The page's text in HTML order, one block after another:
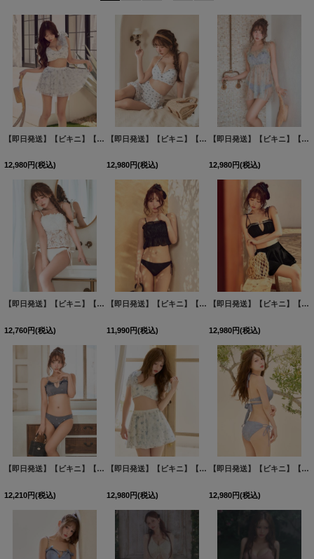
絞り込む
【即日発送】【ビキニ】【水着】フラワーモチーフシアーリボンビキニ 3点セット [FB01]三上悠亜着用
12,980円(税込)
【即日発送】【ビキニ】【水着】スカート付き小花柄ビキニ[FB01]三上悠亜着用
12,980円(税込)
【即日発送】【ビキニ】【水着】チュール花柄トップス付きビキニ 3点セット [FB01]三上悠亜着用
12,980円(税込)
【即日発送】【ビキニ】【水着】立体フラワービキニ 2点セット [FB01]三上悠亜着用 [
12,760円(税込)
【即日発送】【ビキニ】【水着】ギャザートップフレアセパレートビキニ 2点セット 2点セット[FB01]三上悠亜着用
11,990円(税込)
【即日発送】【ビキニ】【水着】ギャザーフリルティアードスカート付きビキニ 3点セット[FB01]三上悠亜着用
12,980円(税込)
【即日発送】【ビキニ】【水着】サイドリボンビジュースタッズビキニ 2点セット [FB01]三上悠亜着用
12,210円(税込)
【即日発送】【ビキニ】【水着】フラワーモチーフシアーリボンビキニ 3点セット [FB01]吉木千沙都（ちぃぽぽ）着用
12,980円(税込)
【即日発送】【ビキニ】【水着】スカート付き小花柄ビキニ 3点セット[FB01]吉木千沙都（ちぃぽぽ）着用
12,980円(税込)